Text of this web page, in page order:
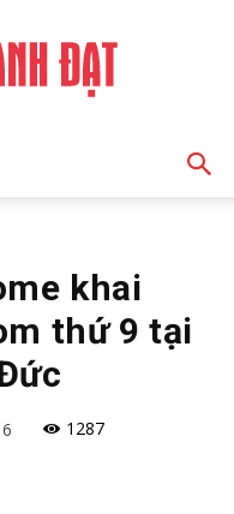
khai
thứ 9 tại
1287